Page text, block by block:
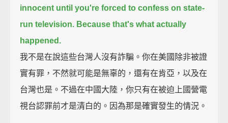
innocent until you're forced to confess on state-
run television. Because that's what actually
happened.
我不是在說這些台灣人沒有詐騙。你在美國除非被證
實有罪，不然就可能是無辜的，還有在肯亞，以及在
台灣也是。不過在中國大陸，你只有在被迫上國營電
視台認罪前才是清白的。因為那是確實發生的情況。